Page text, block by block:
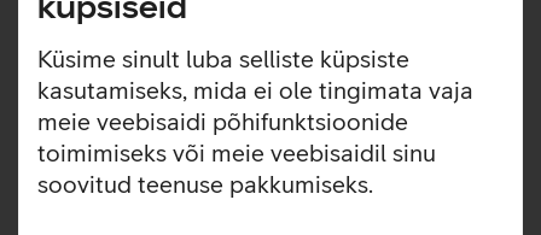
Küsime sinult luba selliste küpsiste
kasutamiseks, mida ei ole tingimata vaja
meie veebisaidi põhifunktsioonide
toimimiseks või meie veebisaidil sinu
soovitud teenuse pakkumiseks.